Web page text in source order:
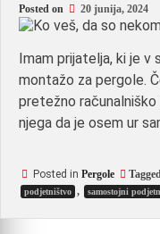
Posted on 20 junija, 2024
Imam prijatelja, ki je
montažo za pergole.
pretežno računalniško
njega da je osem ur
Posted in Pergole
podjetništvo , samostojni